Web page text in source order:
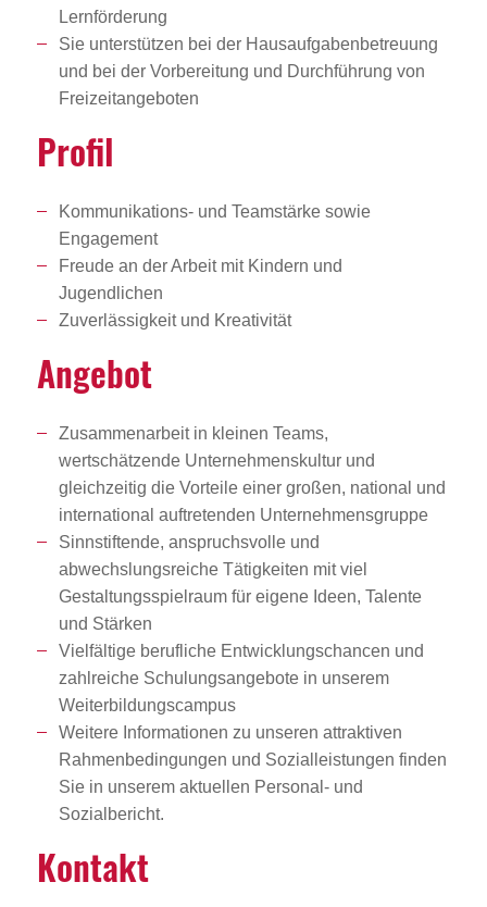
Lernförderung
Sie unterstützen bei der Hausaufgabenbetreuung
und bei der Vorbereitung und Durchführung von
Freizeitangeboten
Profil
Kommunikations- und Teamstärke sowie
Engagement
Freude an der Arbeit mit Kindern und
Jugendlichen
Zuverlässigkeit und Kreativität
Angebot
Zusammenarbeit in kleinen Teams,
wertschätzende Unternehmenskultur und
gleichzeitig die Vorteile einer großen, national und
international auftretenden Unternehmensgruppe
Sinnstiftende, anspruchsvolle und
abwechslungsreiche Tätigkeiten mit viel
Gestaltungsspielraum für eigene Ideen, Talente
und Stärken
Vielfältige berufliche Entwicklungschancen und
zahlreiche Schulungsangebote in unserem
Weiterbildungscampus
Weitere Informationen zu unseren attraktiven
Rahmenbedingungen und Sozialleistungen finden
Sie in unserem aktuellen Personal- und
Sozialbericht.
Kontakt